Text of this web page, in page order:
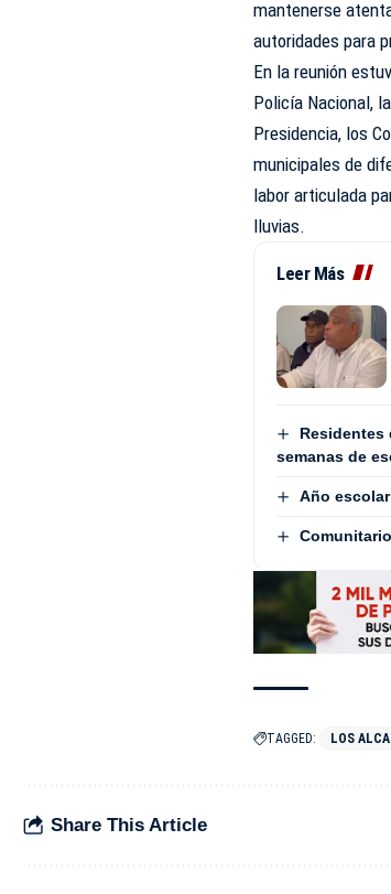
mantenerse
autoridades para
En la reunión
Policía Nacional,
Presidencia, los
municipales de
labor articulada
lluvias.
Leer Más
Residentes
semanas de
Año
TAGGED: LOS
Share This Article